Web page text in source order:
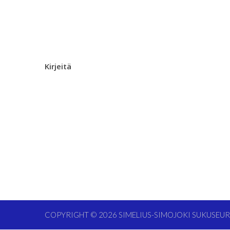
Kirjeitä
COPYRIGHT © 2026 SIMELIUS-SIMOJOKI